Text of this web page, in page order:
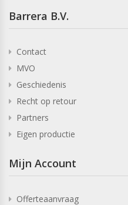
Barrera B.V.
Contact
MVO
Geschiedenis
Recht op retour
Partners
Eigen productie
Mijn Account
Offerteaanvraag